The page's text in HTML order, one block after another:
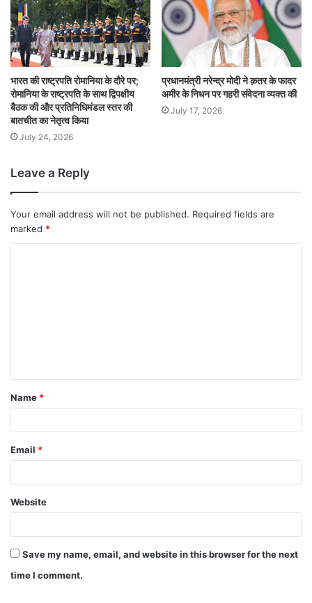
भारत की राष्ट्रपति रोमानिया के दौरे पर;
रोमानिया के राष्ट्रपति के साथ द्विपक्षीय
बैठक की और प्रतिनिधिमंडल स्‍तर की
बातचीत का नेतृत्व किया
July 24, 2026
प्रधानमंत्री नरेन्द्र मोदी ने क़तर के फादर
अमीर के निधन पर गहरी संवेदना व्यक्त की
July 17, 2026
Leave a Reply
Your email address will not be published. Required fields are
marked *
Name *
Email *
Website
Save my name, email, and website in this browser for the next
time I comment.